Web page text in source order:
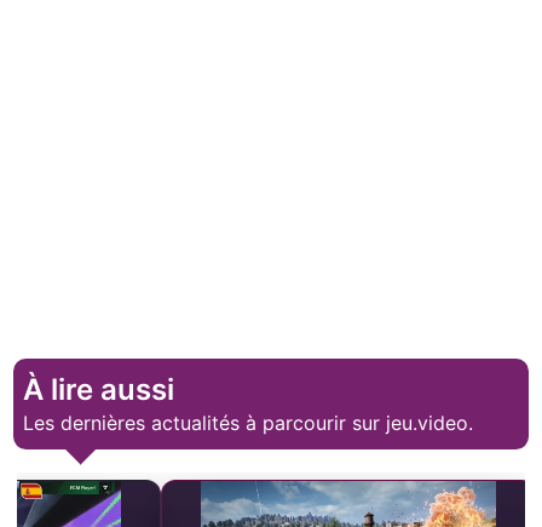
À lire aussi
Les dernières actualités à parcourir sur jeu.video.